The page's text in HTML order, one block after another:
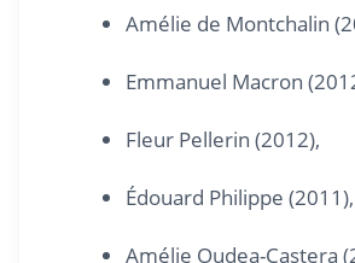
Amélie de Montchalin
Emmanuel Macron
Fleur Pellerin (2012),
Édouard Philippe (2011),
Amélie Oudea-Castera